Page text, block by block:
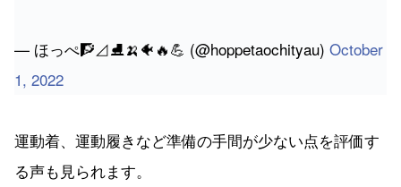
— ほっぺ🧗⊿⛸🍌🐠🔥💪 (@hoppetaochityau) October
1, 2022
運動着、運動履きなど準備の手間が少ない点を評価す
る声も見られます。